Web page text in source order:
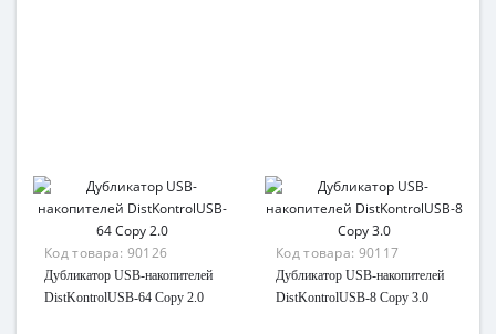
Код товара: 90126
Дубликатор USB-накопителей
DistKontrolUSB-64 Copy 2.0
Код товара: 90117
Дубликатор USB-накопителей
DistKontrolUSB-8 Copy 3.0